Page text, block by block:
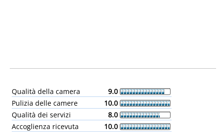
Qualità della camera
9.0
Pulizia delle camere
10.0
Qualità dei servizi
8.0
Accoglienza ricevuta
10.0